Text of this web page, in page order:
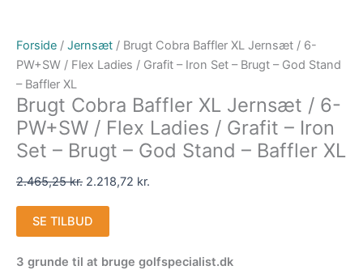
Forside / Jernsæt / Brugt Cobra Baffler XL Jernsæt / 6-
PW+SW / Flex Ladies / Grafit – Iron Set – Brugt – God Stand
– Baffler XL
Brugt Cobra Baffler XL Jernsæt / 6-
PW+SW / Flex Ladies / Grafit – Iron
Set – Brugt – God Stand – Baffler XL
2.465,25kr. 2.218,72 kr.
SE TILBUD
3 grunde til at bruge golfspecialist.dk